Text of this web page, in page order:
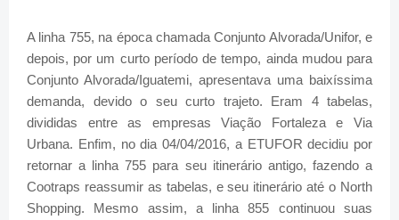
A linha 755, na época chamada Conjunto Alvorada/Unifor, e
depois, por um curto período de tempo, ainda mudou para
Conjunto Alvorada/Iguatemi, apresentava uma baixíssima
demanda, devido o seu curto trajeto. Eram 4 tabelas,
divididas entre as empresas Viação Fortaleza e Via
Urbana. Enfim, no dia 04/04/2016, a ETUFOR decidiu por
retornar a linha 755 para seu itinerário antigo, fazendo a
Cootraps reassumir as tabelas, e seu itinerário até o North
Shopping. Mesmo assim, a linha 855 continuou suas